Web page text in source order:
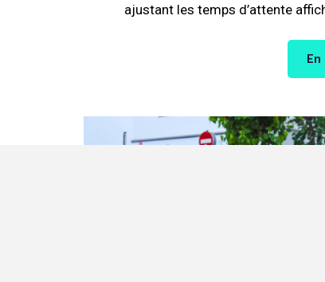
ajustant les temps d’attente